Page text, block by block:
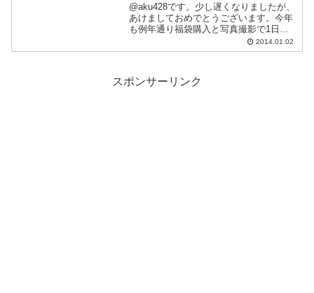
@aku428です。少し遅くなりましたが、
あけましておめでとうございます。今年
も例年通り福袋購入と写真撮影で1日を
費やし、2日からダラダラ過ごしており
ます。今年こそは、なるべくブログを更
2014.01.02
スポンサーリンク